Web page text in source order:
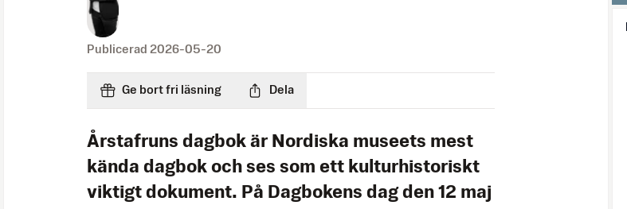
Publicerad 2026-05-20
Ge bort fri läsning Dela
Årstafruns dagbok är Nordiska museets mest
kända dagbok och ses som ett kulturhistoriskt
viktigt dokument. På Dagbokens dag den 12 maj